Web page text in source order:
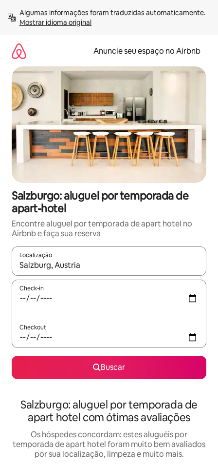
para
Mostrar idioma original
Anuncie seu espaço no Airbnb
Salzburgo: aluguel por temporada de
apart-hotel
Encontre aluguel por temporada de apart hotel no
Airbnb e faça sua reserva
Localização
Quando os resultados estiverem disponíveis, explore-os
Check-in
Checkout
Buscar
Salzburgo: aluguel por temporada de
apart hotel com ótimas avaliações
Os hóspedes concordam: estes aluguéis por
temporada de apart hotel foram muito bem avaliados
por sua localização, limpeza e muito mais.